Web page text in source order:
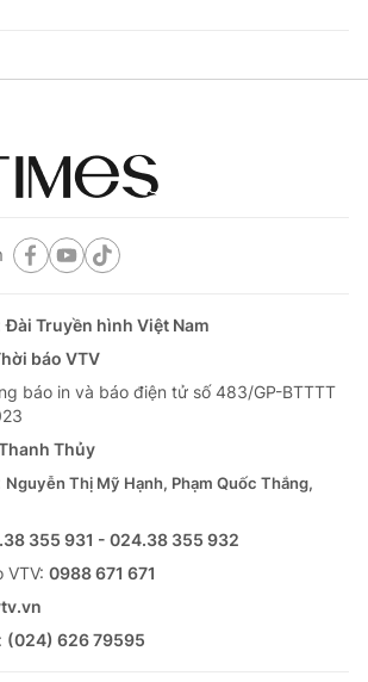
Đài Truyền hình Việt Nam
báo VTV
báo in và báo điện tử số 483/GP-BTTTT
Thủy
Nguyễn Thị Mỹ Hạnh, Phạm Quốc Thắng,
355 931 - 024.38 355 932
VTV: 0988 671 671
(024) 626 79595